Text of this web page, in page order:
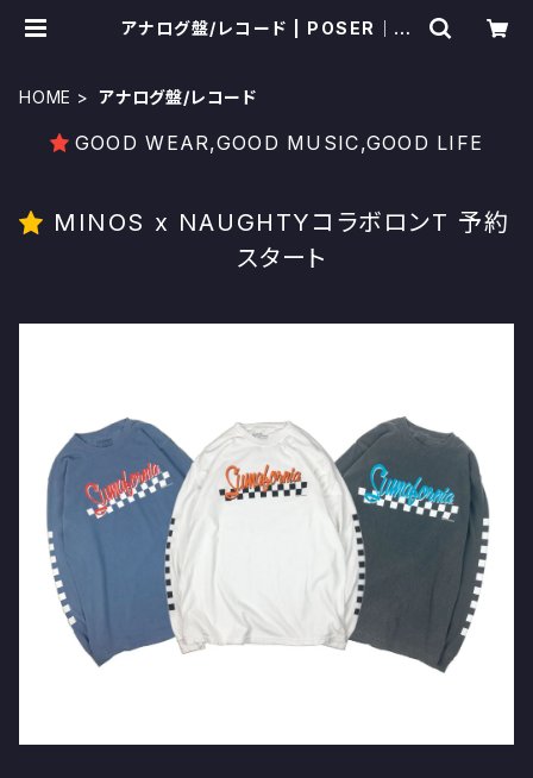
アナログ盤/レコード | POSER｜い
HOME アナログ盤/レコード
GOOD WEAR,GOOD MUSIC,GOOD LIFE
MINOS x NAUGHTYコラボロンT 予約
スタート